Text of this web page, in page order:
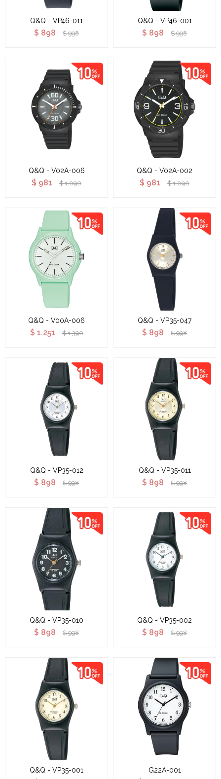
Q&Q - VP46-011
$ 898 $ 998
Q&Q - VP46-001
$ 898 $ 998
Q&Q - V02A-006
$ 981 $ 1.090
Q&Q - V02A-002
$ 981 $ 1.090
Q&Q - V00A-006
$ 1.251 $ 1.390
Q&Q - VP35-047
$ 898 $ 998
Q&Q - VP35-012
$ 898 $ 998
Q&Q - VP35-011
$ 898 $ 998
Q&Q - VP35-010
$ 898 $ 998
Q&Q - VP35-002
$ 898 $ 998
Q&Q - VP35-001 G22A-001